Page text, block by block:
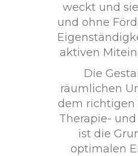
weckt und
und ohne
aktiven
Die
räumlichen
dem richtigen
Therapie-
ist die
optimalen